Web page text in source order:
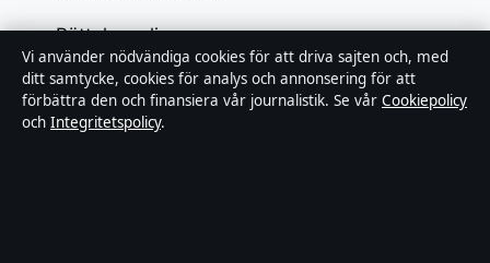
Rättelsepolicy
Faktagranskningspolicy
Ägande & finansiering
Vi använder nödvändiga cookies för att driva sajten och, med
ditt samtycke, cookies för analys och annonsering för att
förbättra den och finansiera vår journalistik. Se vår Cookiepolicy
och Integritetspolicy.